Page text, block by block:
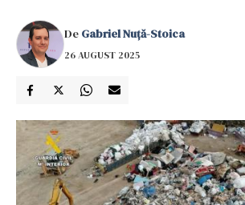
De Gabriel Nuță-Stoica
26 AUGUST 2025